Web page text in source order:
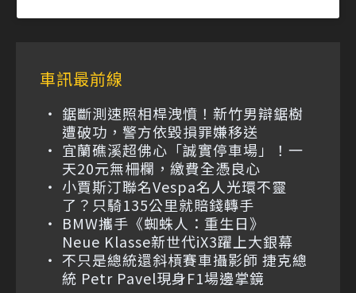
車訊最前線
鋸斷測速照相桿洩憤！新竹男辯鋸樹
遭破功，警方依毀損罪嫌移送
宜蘭礁溪超佛心「誠實停車場」！一
天20元無柵欄，繳費全憑良心
小賈斯汀聯名Vespa名人光環不靈
了？只騎135公里就賠錢轉手
BMW攜手《蜘蛛人：重生日》
Neue Klasse新世代iX3躍上大銀幕
不只是總統還斜槓賽車攝影師 捷克總
統 Petr Pavel現身F1場邊掌鏡